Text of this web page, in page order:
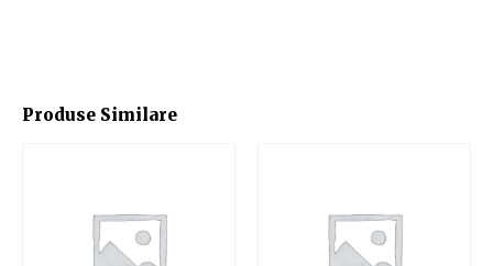
Produse Similare